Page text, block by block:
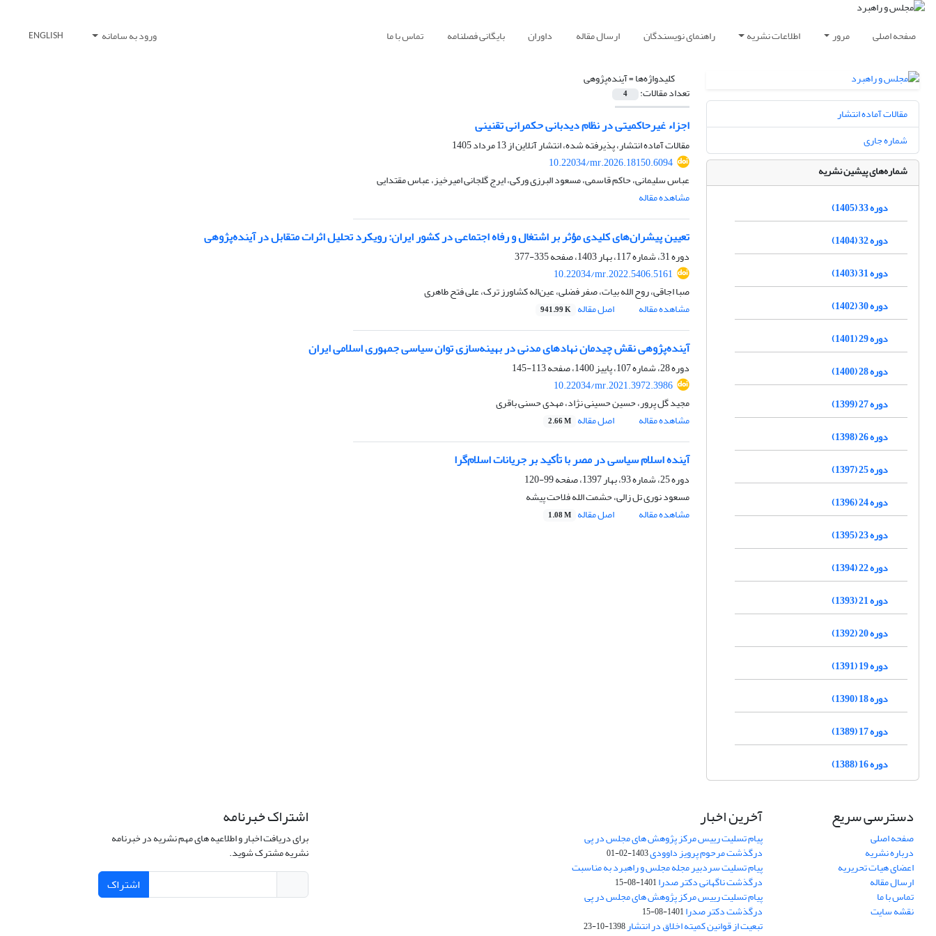
صفحه اصلی مرور اطلاعات نشریه راهنمای نویسندگان ارسال مقاله داوران بایگانی فصلنامه تماس با ما ورود به سامانه ENGLISH
کلیدواژه‌ها =آینده‌پژوهی
تعداد مقالات: 4
اجزاء غیرحاکمیتی در نظام دیدبانی حکمرانی تقنینی
مقالات آماده انتشار، پذیرفته شده، انتشار آنلاین از13 مرداد 1405
10.22034/mr.2026.18150.6094
عباس سلیمانی، حاکم قاسمی، مسعود البرزی ورکی، ایرج گلجانی امیرخیز، عباس مقتدایی
مشاهده مقاله
تعیین پیشران‌های کلیدی مؤثر بر اشتغال و رفاه اجتماعی در کشور ایران: رویکرد تحلیل اثرات متقابل در آینده‌پژوهی
دوره 31، شماره 117، بهار 1403، صفحه
335-377
10.22034/mr.2022.5406.5161
صبا اجاقی، روح الله بیات، صفر فضلی، عین‌اله کشاورز ترک، علی فتح طاهری
مشاهده مقاله
اصل مقاله 941.99 K
آینده‌پژوهی نقش چیدمان نهادهای مدنی در بهینه‌سازی توان سیاسی جمهوری اسلامی ایران
دوره 28، شماره 107، پاییز 1400، صفحه
113-145
10.22034/mr.2021.3972.3986
مجید گل پرور، حسین حسینی نژاد، مهدی حسنی باقری
مشاهده مقاله
اصل مقاله 2.66 M
آینده اسلام سیاسی در مصر با تأکید بر جریانات اسلام‌گرا
دوره 25، شماره 93، بهار 1397، صفحه
99-120
مسعود نوری تل زالی، حشمت الله فلاحت پیشه
مشاهده مقاله
اصل مقاله 1.08 M
مقالات آماده انتشار
شماره جاری
شماره‌های پیشین نشریه
دوره 33 (1405)
دوره 32 (1404)
دوره 31 (1403)
دوره 30 (1402)
دوره 29 (1401)
دوره 28 (1400)
دوره 27 (1399)
دوره 26 (1398)
دوره 25 (1397)
دوره 24 (1396)
دوره 23 (1395)
دوره 22 (1394)
دوره 21 (1393)
دوره 20 (1392)
دوره 19 (1391)
دوره 18 (1390)
دوره 17 (1389)
دوره 16 (1388)
دسترسی سریع
صفحه اصلی
درباره نشریه
اعضای هیات تحریریه
ارسال مقاله
تماس با ما
نقشه سایت
آخرین اخبار
پیام تسلیت رییس مرکز پژوهش های مجلس در پی
درگذشت مرحوم پرویز داوودی1403-02-01
پیام تسلیت سردبیر مجله مجلس و راهبرد به مناسبت
درگذشت ناگهانی دکتر صدرا1401-08-15
پیام تسلیت رییس مرکز پژوهش های مجلس در پی
درگذشت دکتر صدرا1401-08-15
تبعیت از قوانین کمیته اخلاق در انتشار1398-10-23
اشتراک خبرنامه
برای دریافت اخبار و اطلاعیه های مهم نشریه در خبرنامه
نشریه مشترک شوید.
اشتراک